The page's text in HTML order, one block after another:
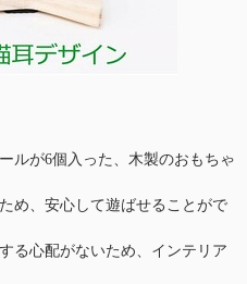
ルが6個入った、木製のおもちゃ
め、安心して遊ばせることがで
る心配がないため、インテリア